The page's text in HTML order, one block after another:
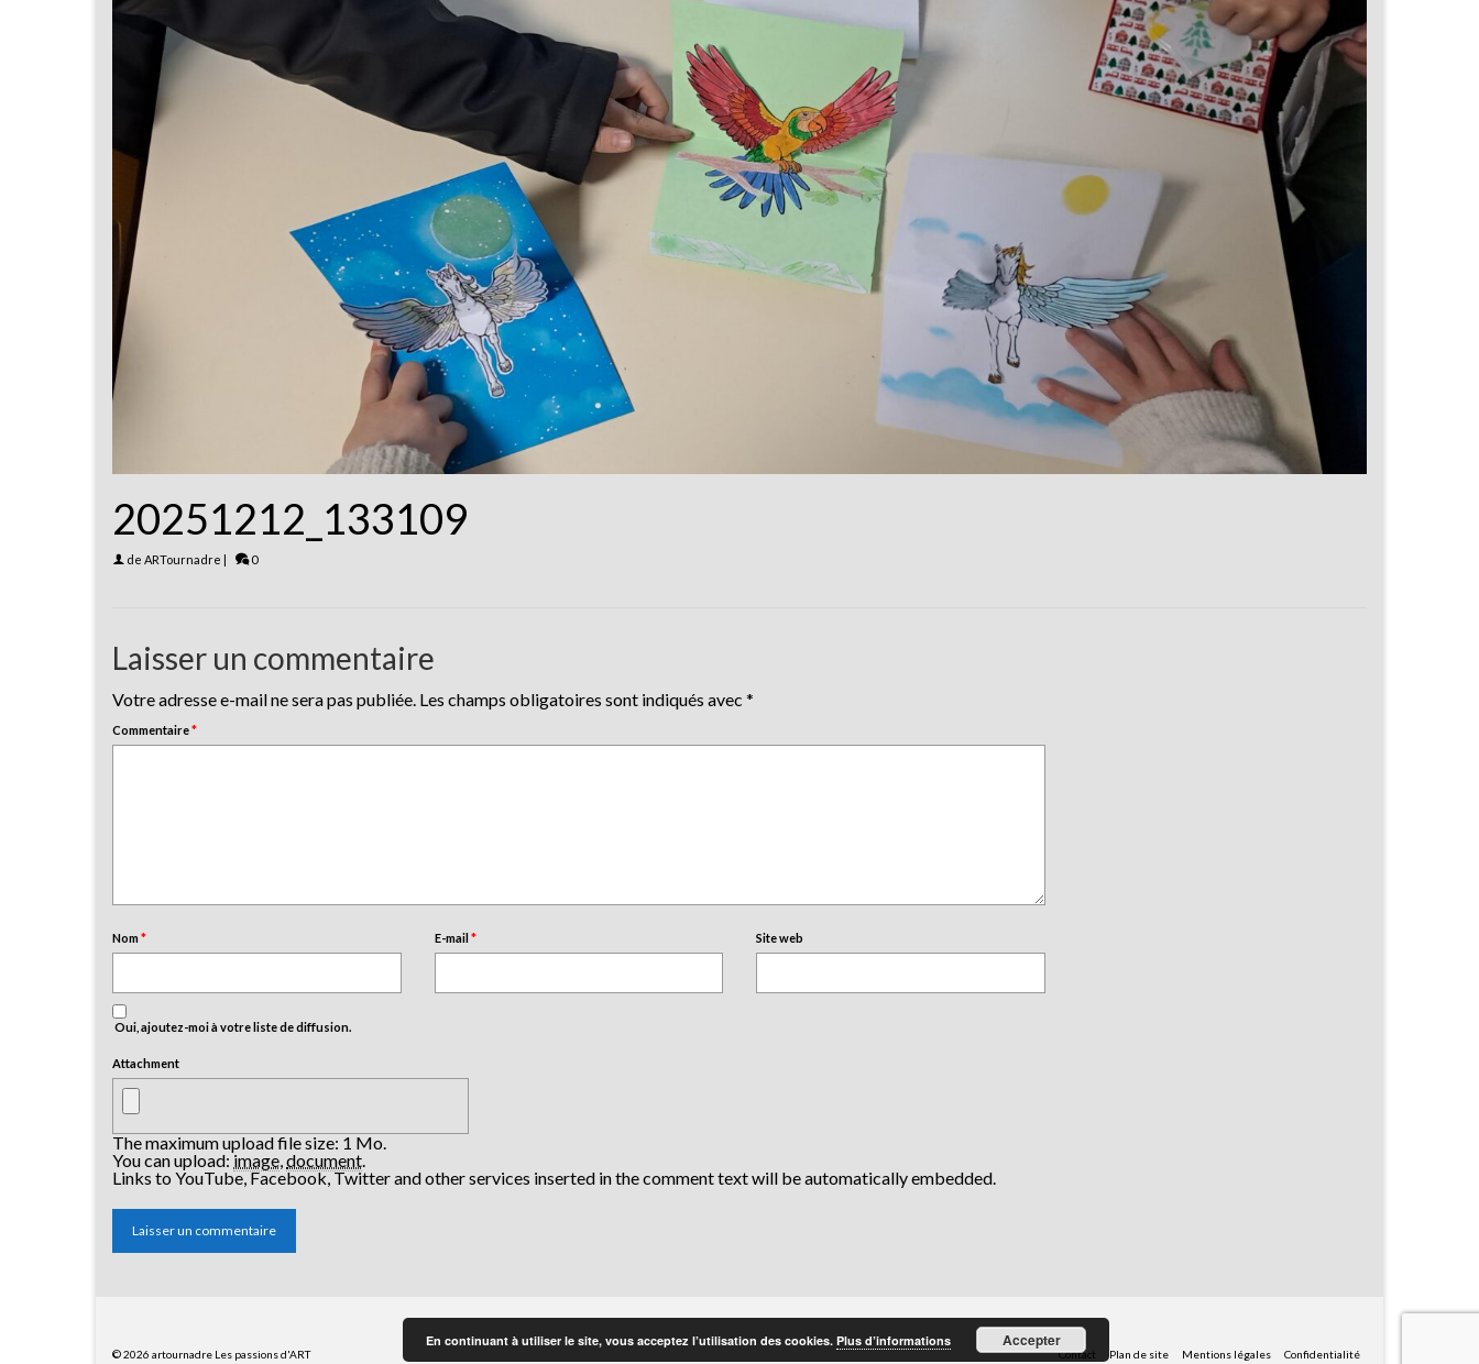
20251212_133109
de ARTournadre | 0
Laisser un commentaire
Votre adresse e-mail ne sera pas publiée. Les champs obligatoires sont indiqués avec *
Commentaire*
Nom* E-mail* Site web
Oui, ajoutez-moi à votre liste de diffusion.
Attachment
The maximum upload file size: 1 Mo.
You can upload:image,document.
Links to YouTube, Facebook, Twitter and other services inserted in the comment text will be automatically embedded.
Contact Plan de site Mentions légales Confidentialité
© 2026 artournadre Les passions d'ART
En continuant à utiliser le site, vous acceptez l’utilisation des cookies. Plus d’informations Accepter